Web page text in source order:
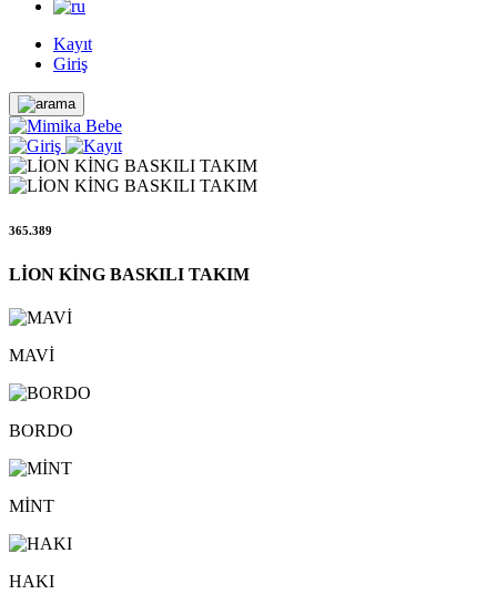
Kayıt
Giriş
365.389
LİON KİNG BASKILI TAKIM
MAVİ
BORDO
MİNT
HAKI